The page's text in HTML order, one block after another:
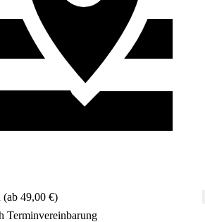
(ab 49,00 €)
Terminvereinbarung